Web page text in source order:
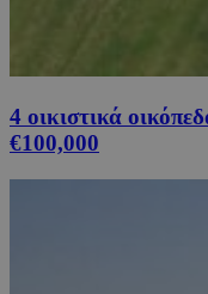
4 οικιστικά
€100,000